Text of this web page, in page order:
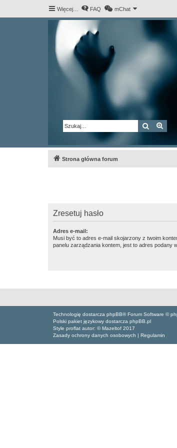
Więcej… FAQ mChat
Szukaj
Strona główna forum
Zresetuj hasło
Adres e-mail:
Musi być to adres e-mail skojarzony z twoim
panelu zarządzania kontem, jest to adres podany
Technologię dostarcza phpBB® Forum Software ©
Polski pakiet językowy dostarcza phpBB.pl
Style proflat autor: ©Mazeltof 2017
Zasady ochrony danych osobowych | Regulamin